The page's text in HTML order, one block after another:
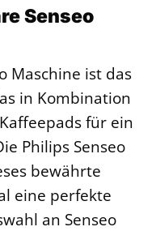
Senseo
Maschine ist das
in Kombination
für ein
Philips Senseo
bewährte
eine perfekte
an Senseo